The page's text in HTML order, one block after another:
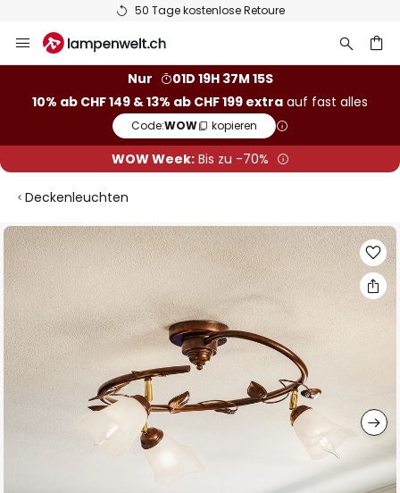
50 Tage kostenlose Retoure
Inhalt
Nur
01D 19H 37M 15S
10% ab CHF 149 & 13% ab CHF 199 extra auf fast alles
Code:WOW kopieren
WOW Week:Bis zu -70%
Deckenleuchten
Zum
Ende
der
Bildgalerie
springen